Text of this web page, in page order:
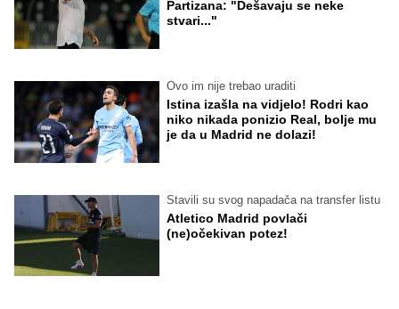
Partizana: "Dešavaju se neke
stvari..."
Ovo im nije trebao uraditi
Istina izašla na vidjelo! Rodri kao
niko nikada ponizio Real, bolje mu
je da u Madrid ne dolazi!
Stavili su svog napadača na transfer listu
Atletico Madrid povlači
(ne)očekivan potez!